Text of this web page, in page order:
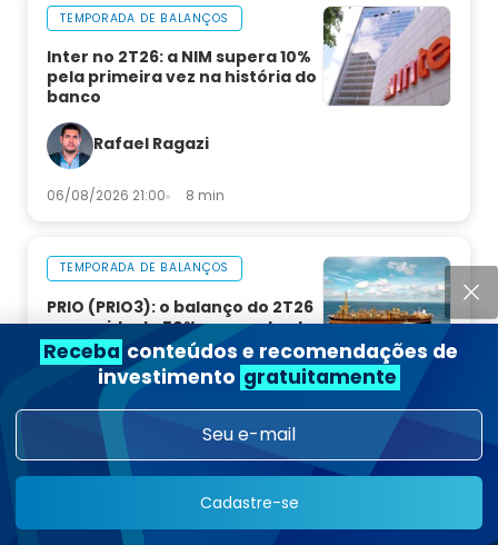
TEMPORADA DE BALANÇOS
Inter no 2T26: a NIM supera 10%
pela primeira vez na história do
banco
Rafael Ragazi
06/08/2026 21:00 8 min
TEMPORADA DE BALANÇOS
PRIO (PRIO3): o balanço do 2T26
e o upside de 50% que sustenta
a tese
Rafael Ragazi
06/08/2026 16:23 6 min
Receba conteúdos e recomendações de
investimento gratuitamente
Cadastre-se